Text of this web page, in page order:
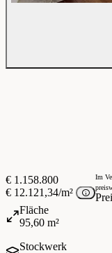
€ 1.158.800
€ 12.121,34/m²
Im
Fläche
95,60 m²
Stockwerk